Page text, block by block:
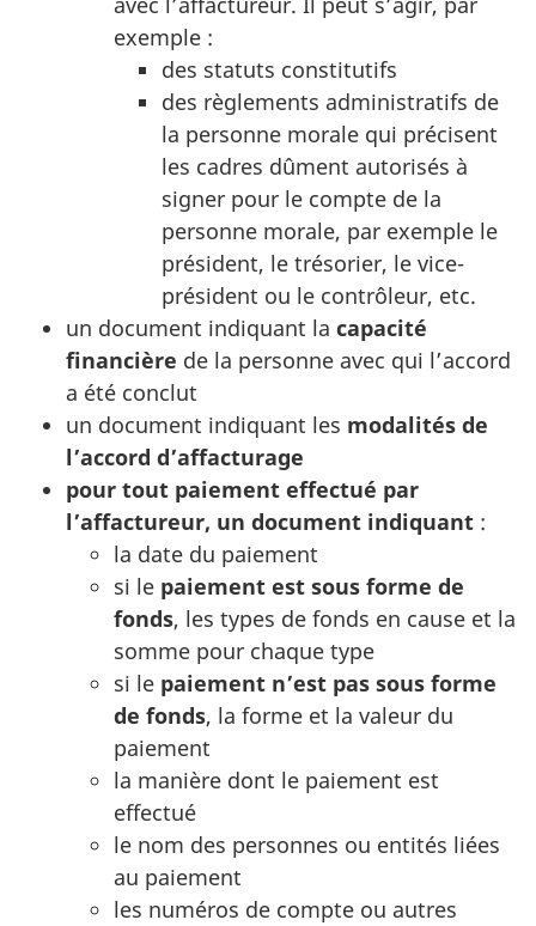
exemple :
des statuts constitutifs
des règlements administratifs de
la personne morale qui précisent
les cadres dûment autorisés à
signer pour le compte de la
personne morale, par exemple le
président, le trésorier, le vice-
président ou le contrôleur, etc.
un document indiquant la capacité
financière de la personne avec qui l’accord
a été conclut
un document indiquant les modalités de
l’accord d’affacturage
pour tout paiement effectué par
l’affactureur, un document indiquant :
la date du paiement
si le paiement est sous forme de
fonds, les types de fonds en cause et la
somme pour chaque type
si le paiement n’est pas sous forme
de fonds, la forme et la valeur du
paiement
la manière dont le paiement est
effectué
le nom des personnes ou entités liées
au paiement
les numéros de compte ou autres